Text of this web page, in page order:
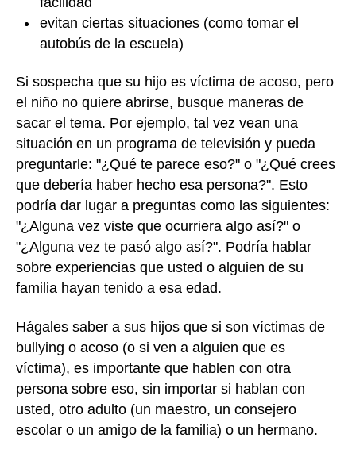
evitan ciertas situaciones (como tomar el
autobús de la escuela)
Si sospecha que su hijo es víctima de acoso, pero
el niño no quiere abrirse, busque maneras de
sacar el tema. Por ejemplo, tal vez vean una
situación en un programa de televisión y pueda
preguntarle: "¿Qué te parece eso?" o "¿Qué crees
que debería haber hecho esa persona?". Esto
podría dar lugar a preguntas como las siguientes:
"¿Alguna vez viste que ocurriera algo así?" o
"¿Alguna vez te pasó algo así?". Podría hablar
sobre experiencias que usted o alguien de su
familia hayan tenido a esa edad.
Hágales saber a sus hijos que si son víctimas de
bullying o acoso (o si ven a alguien que es
víctima), es importante que hablen con otra
persona sobre eso, sin importar si hablan con
usted, otro adulto (un maestro, un consejero
escolar o un amigo de la familia) o un hermano.